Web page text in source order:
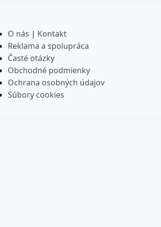
O nás | Kontakt
Reklama a spolupráca
Časté otázky
Obchodné podmienky
Ochrana osobných údajov
Súbory cookies